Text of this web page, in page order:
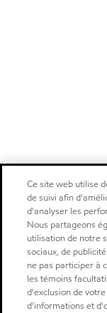
Ce site web utilise
de suivi afin
d'analyser les
Nous partageons
utilisation de notre
sociaux, de
ne pas participer à
les témoins
d'exclusion de
d'informations et